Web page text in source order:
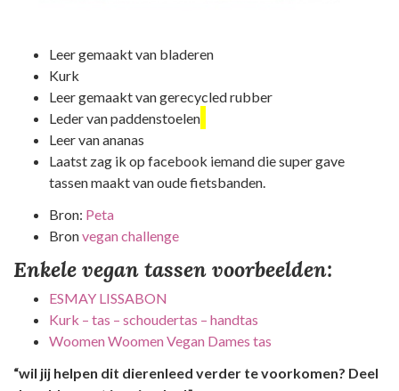
Leer gemaakt van bladeren
Kurk
Leer gemaakt van gerecycled rubber
Leder van paddenstoelen
Leer van ananas
Laatst zag ik op facebook iemand die super gave
tassen maakt van oude fietsbanden.
Bron: Peta
Bronvegan challenge
Enkele vegan tassen voorbeelden:
ESMAY LISSABON
Kurk – tas – schoudertas – handtas
Woomen Woomen Vegan Dames tas
“wil jij helpen dit dierenleed verder te voorkomen? Deel